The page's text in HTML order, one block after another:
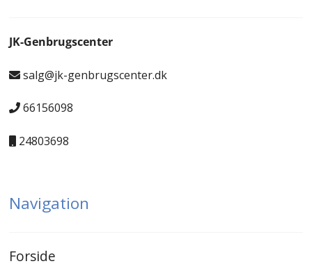
JK-Genbrugscenter
salg@jk-genbrugscenter.dk
66156098
24803698
Navigation
Forside